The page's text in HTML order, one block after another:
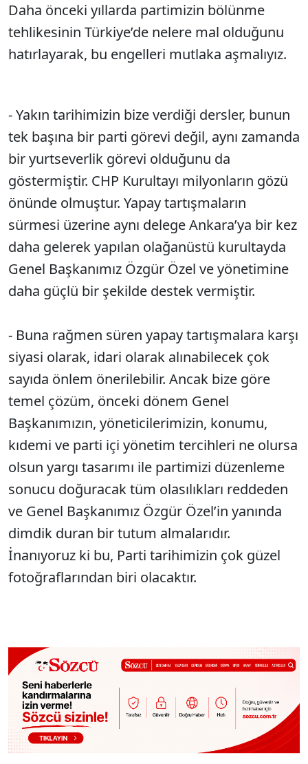
Daha önceki yıllarda partimizin bölünme
tehlikesinin Türkiye’de nelere mal olduğunu
hatırlayarak, bu engelleri mutlaka aşmalıyız.
- Yakın tarihimizin bize verdiği dersler, bunun
tek başına bir parti görevi değil, aynı zamanda
bir yurtseverlik görevi olduğunu da
göstermiştir. CHP Kurultayı milyonların gözü
önünde olmuştur. Yapay tartışmaların
sürmesi üzerine aynı delege Ankara’ya bir kez
daha gelerek yapılan olağanüstü kurultayda
Genel Başkanımız Özgür Özel ve yönetimine
daha güçlü bir şekilde destek vermiştir.
- Buna rağmen süren yapay tartışmalara karşı
siyasi olarak, idari olarak alınabilecek çok
sayıda önlem önerilebilir. Ancak bize göre
temel çözüm, önceki dönem Genel
Başkanımızın, yöneticilerimizin, konumu,
kıdemi ve parti içi yönetim tercihleri ne olursa
olsun yargı tasarımı ile partimizi düzenleme
sonucu doğuracak tüm olasılıkları reddeden
ve Genel Başkanımız Özgür Özel’in yanında
dimdik duran bir tutum almalarıdır.
İnanıyoruz ki bu, Parti tarihimizin çok güzel
fotoğraflarından biri olacaktır.